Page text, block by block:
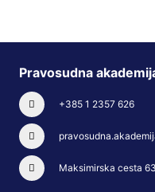
Pravosudna
+385 1 2357 626
Maksimirska cesta